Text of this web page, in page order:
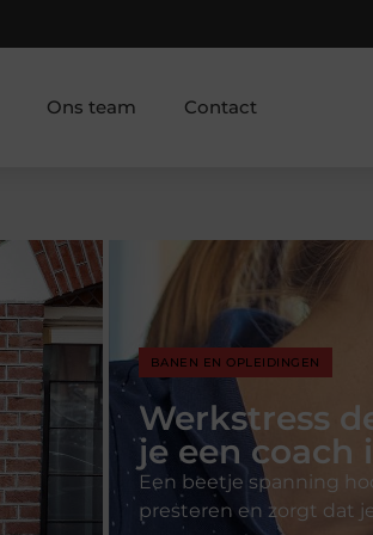
Ons team Contact
SPORT
Waarom
trainer beter
Je weet waarschijnlijk
blijkt het in de praktijk